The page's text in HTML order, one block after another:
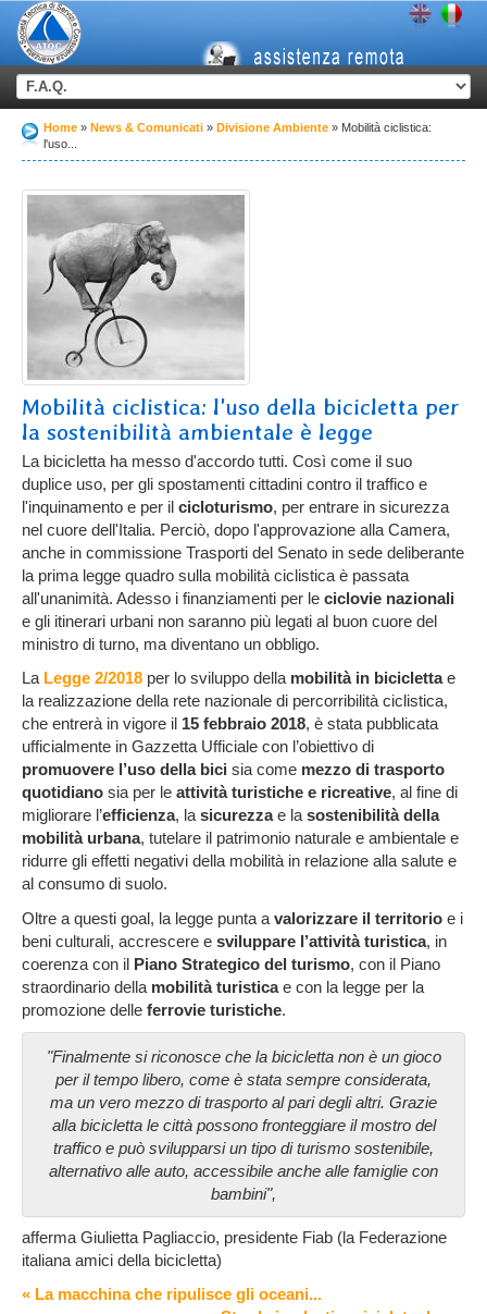
Home News & Comunicati Divisione Ambiente
Mobilità ciclistica:
l'uso...
Mobilità ciclistica: l'uso della bicicletta per
la sostenibilità ambientale è legge
La bicicletta ha messo d'accordo tutti. Così come il suo
duplice uso, per gli spostamenti cittadini contro il traffico e
l'inquinamento e per il cicloturismo, per entrare in sicurezza
nel cuore dell'Italia. Perciò, dopo l'approvazione alla Camera,
anche in commissione Trasporti del Senato in sede deliberante
la prima legge quadro sulla mobilità ciclistica è passata
all'unanimità. Adesso i finanziamenti per le ciclovie nazionali
e gli itinerari urbani non saranno più legati al buon cuore del
ministro di turno, ma diventano un obbligo.
La Legge 2/2018 per lo sviluppo della mobilità in biciclettae
la realizzazione della rete nazionale di percorribilità ciclistica,
che entrerà in vigore il 15 febbraio 2018, è stata pubblicata
ufficialmente in Gazzetta Ufficiale con l’obiettivo di
promuovere l’uso della bici sia come mezzo di trasporto
quotidiano sia per le attività turistiche e ricreative, al fine di
migliorare l’efficienza, la sicurezzae la sostenibilità della
mobilità urbana, tutelare il patrimonio naturale e ambientale e
ridurre gli effetti negativi della mobilità in relazione alla salute e
al consumo di suolo.
Oltre a questi goal, la legge punta a valorizzare il territorio e i
beni culturali, accrescere e sviluppare l’attività turistica, in
coerenza con il Piano Strategico del turismo, con il Piano
straordinario della mobilità turisticae con la legge per la
promozione delle ferrovie turistiche.
"Finalmente si riconosce che la bicicletta non è un gioco
per il tempo libero, come è stata sempre considerata,
ma un vero mezzo di trasporto al pari degli altri. Grazie
alla bicicletta le città possono fronteggiare il mostro del
traffico e può svilupparsi un tipo di turismo sostenibile,
alternativo alle auto, accessibile anche alle famiglie con
bambini",
afferma Giulietta Pagliaccio, presidente Fiab (la Federazione
italiana amici della bicicletta)
« La macchina che ripulisce gli oceani...